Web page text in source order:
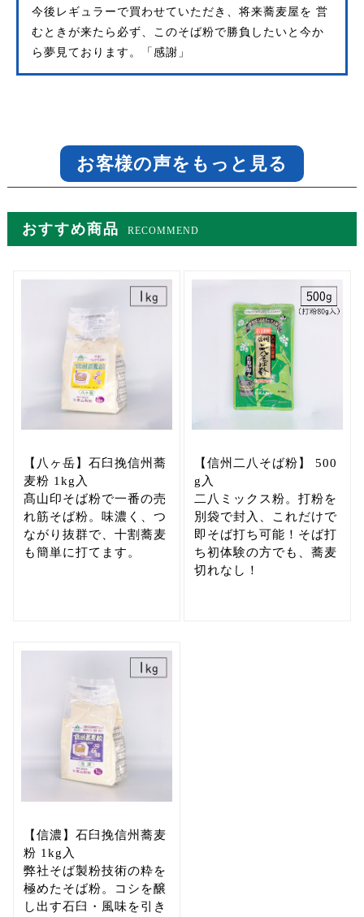
今後レギュラーで買わせていただき、将来蕎麦屋を 営
むときが来たら必ず、このそば粉で勝負したいと今か
ら夢見ております。「感謝」
お客様の声をもっと見る
おすすめ商品 RECOMMEND
【八ヶ岳】石臼挽信州蕎
麦粉 1kg入
髙山印そば粉で一番の売
れ筋そば粉。味濃く、つ
ながり抜群で、十割蕎麦
も簡単に打てます。
【信州二八そば粉】 500
g入
二八ミックス粉。打粉を
別袋で封入、これだけで
即そば打ち可能！そば打
ち初体験の方でも、蕎麦
切れなし！
【信濃】石臼挽信州蕎麦
粉 1kg入
弊社そば製粉技術の粋を
極めたそば粉。コシを醸
し出す石臼・風味を引き